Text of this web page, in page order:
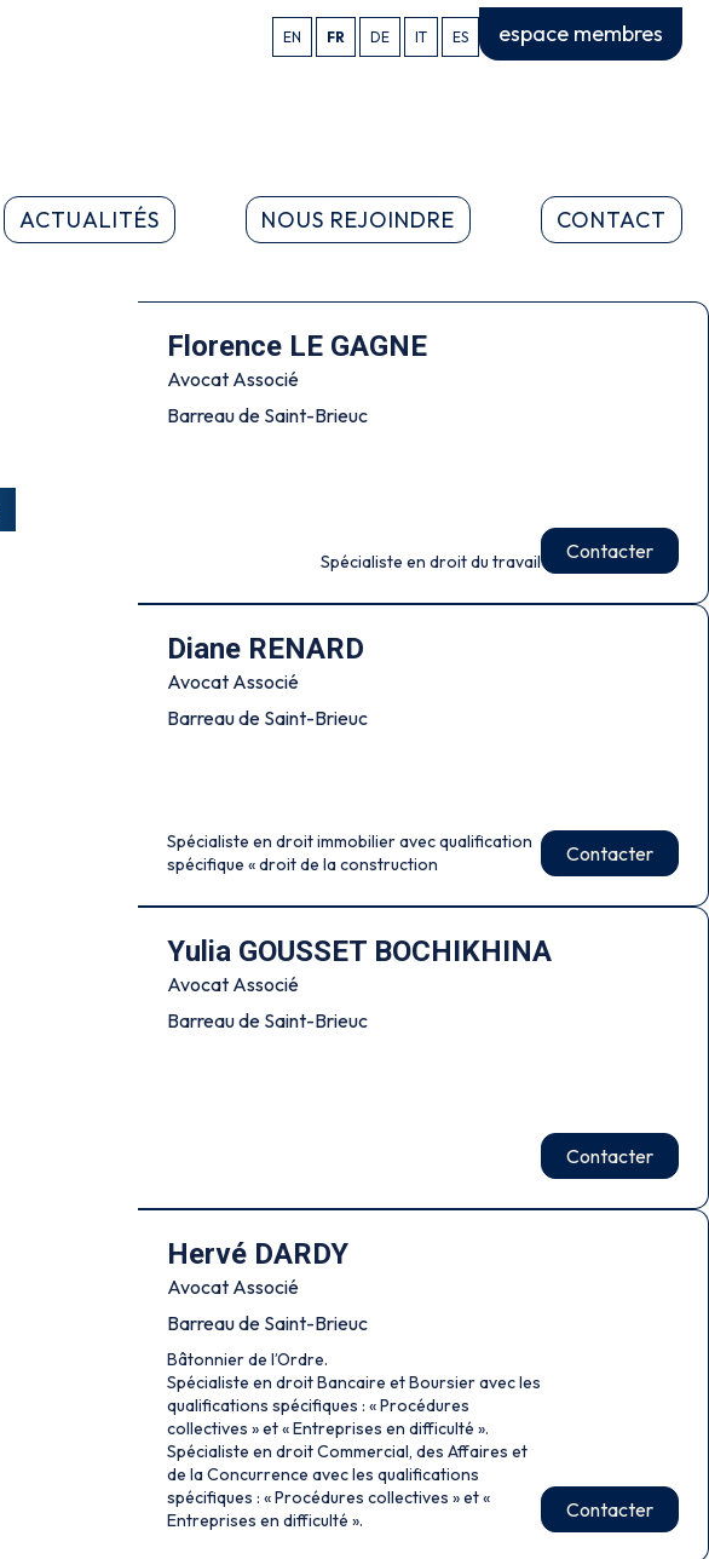
EN FR DE IT ES espace membres
ACTUALITÉS NOUS REJOINDRE CONTACT
Florence LE GAGNE
Avocat Associé
Barreau de Saint-Brieuc
Spécialiste en droit du travail Contacter
Diane RENARD
Avocat Associé
Barreau de Saint-Brieuc
Spécialiste en droit immobilier avec qualification
spécifique « droit de la construction
Contacter
Yulia GOUSSET BOCHIKHINA
Avocat Associé
Barreau de Saint-Brieuc
Contacter
Hervé DARDY
Avocat Associé
Barreau de Saint-Brieuc
Bâtonnier de l’Ordre.
Spécialiste en droit Bancaire et Boursier avec les
qualifications spécifiques : « Procédures
collectives » et « Entreprises en difficulté ».
Spécialiste en droit Commercial, des Affaires et
de la Concurrence avec les qualifications
spécifiques : « Procédures collectives » et «
Entreprises en difficulté ».
Contacter